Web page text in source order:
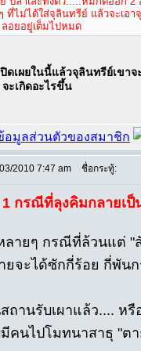
ที่ไม่ได้ใส่จุลินทรีย์ แล้วจะเอ
ลอยอยู่เต็มไปหมด
ปิดเผยในนี้แล้วจุลินทรีย์เขา
ะเกิดอะไรขึ้น
2010 7:47 am ชื่อกระทู้:
กรณีที่ลุงคิมกลายเป็
ลายๆ กรณีที่ล้วนแต่ "
ยจะได้ซักกี่ร้อย กี่พัน
ถานรับเผาแล้ว.... ห
คนไปโมทนาสาธุ "ต